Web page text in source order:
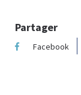
Partager
Facebook